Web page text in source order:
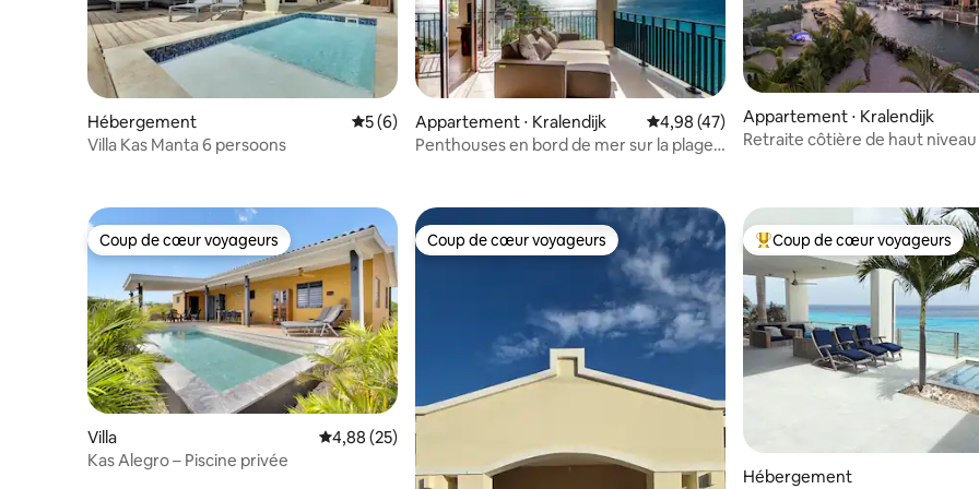
Hébergement Évaluation moyenne sur la base de 6 commentaires : 5 sur 5
5 (6)
Villa Kas Manta 6 persoons
Appartement ⋅ Kralendijk Évaluation moyenne sur la base de 47
4,98 (47)
Penthouses en bord de mer sur la plage -
Appartement ⋅ Kralendijk
Retraite côtière de haut niveau
Coup de cœur voyageurs
Coup de cœur voyageurs
Villa Évaluation moyenne sur la base de 25 commentaires : 4,88 sur 5
4,88 (25)
Kas Alegro – Piscine privée
Coup de cœur voyageurs
Coup de cœur voyageurs Coups de cœur voyageurs les
Coup de cœur voyageurs
Hébergement